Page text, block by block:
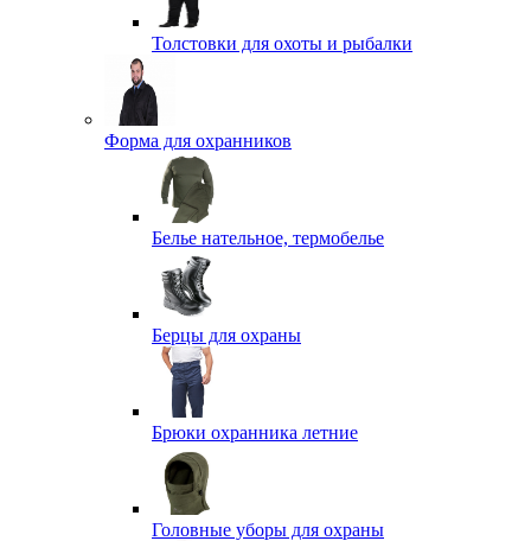
Толстовки для охоты и рыбалки
Форма для охранников
Белье нательное, термобелье
Берцы для охраны
Брюки охранника летние
Головные уборы для охраны